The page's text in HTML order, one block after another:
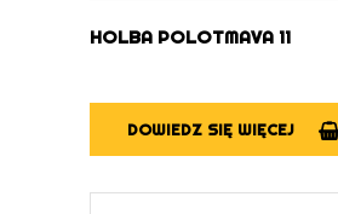
HOLBA POLOTMAVA 11
DOWIEDZ SIĘ WIĘCEJ